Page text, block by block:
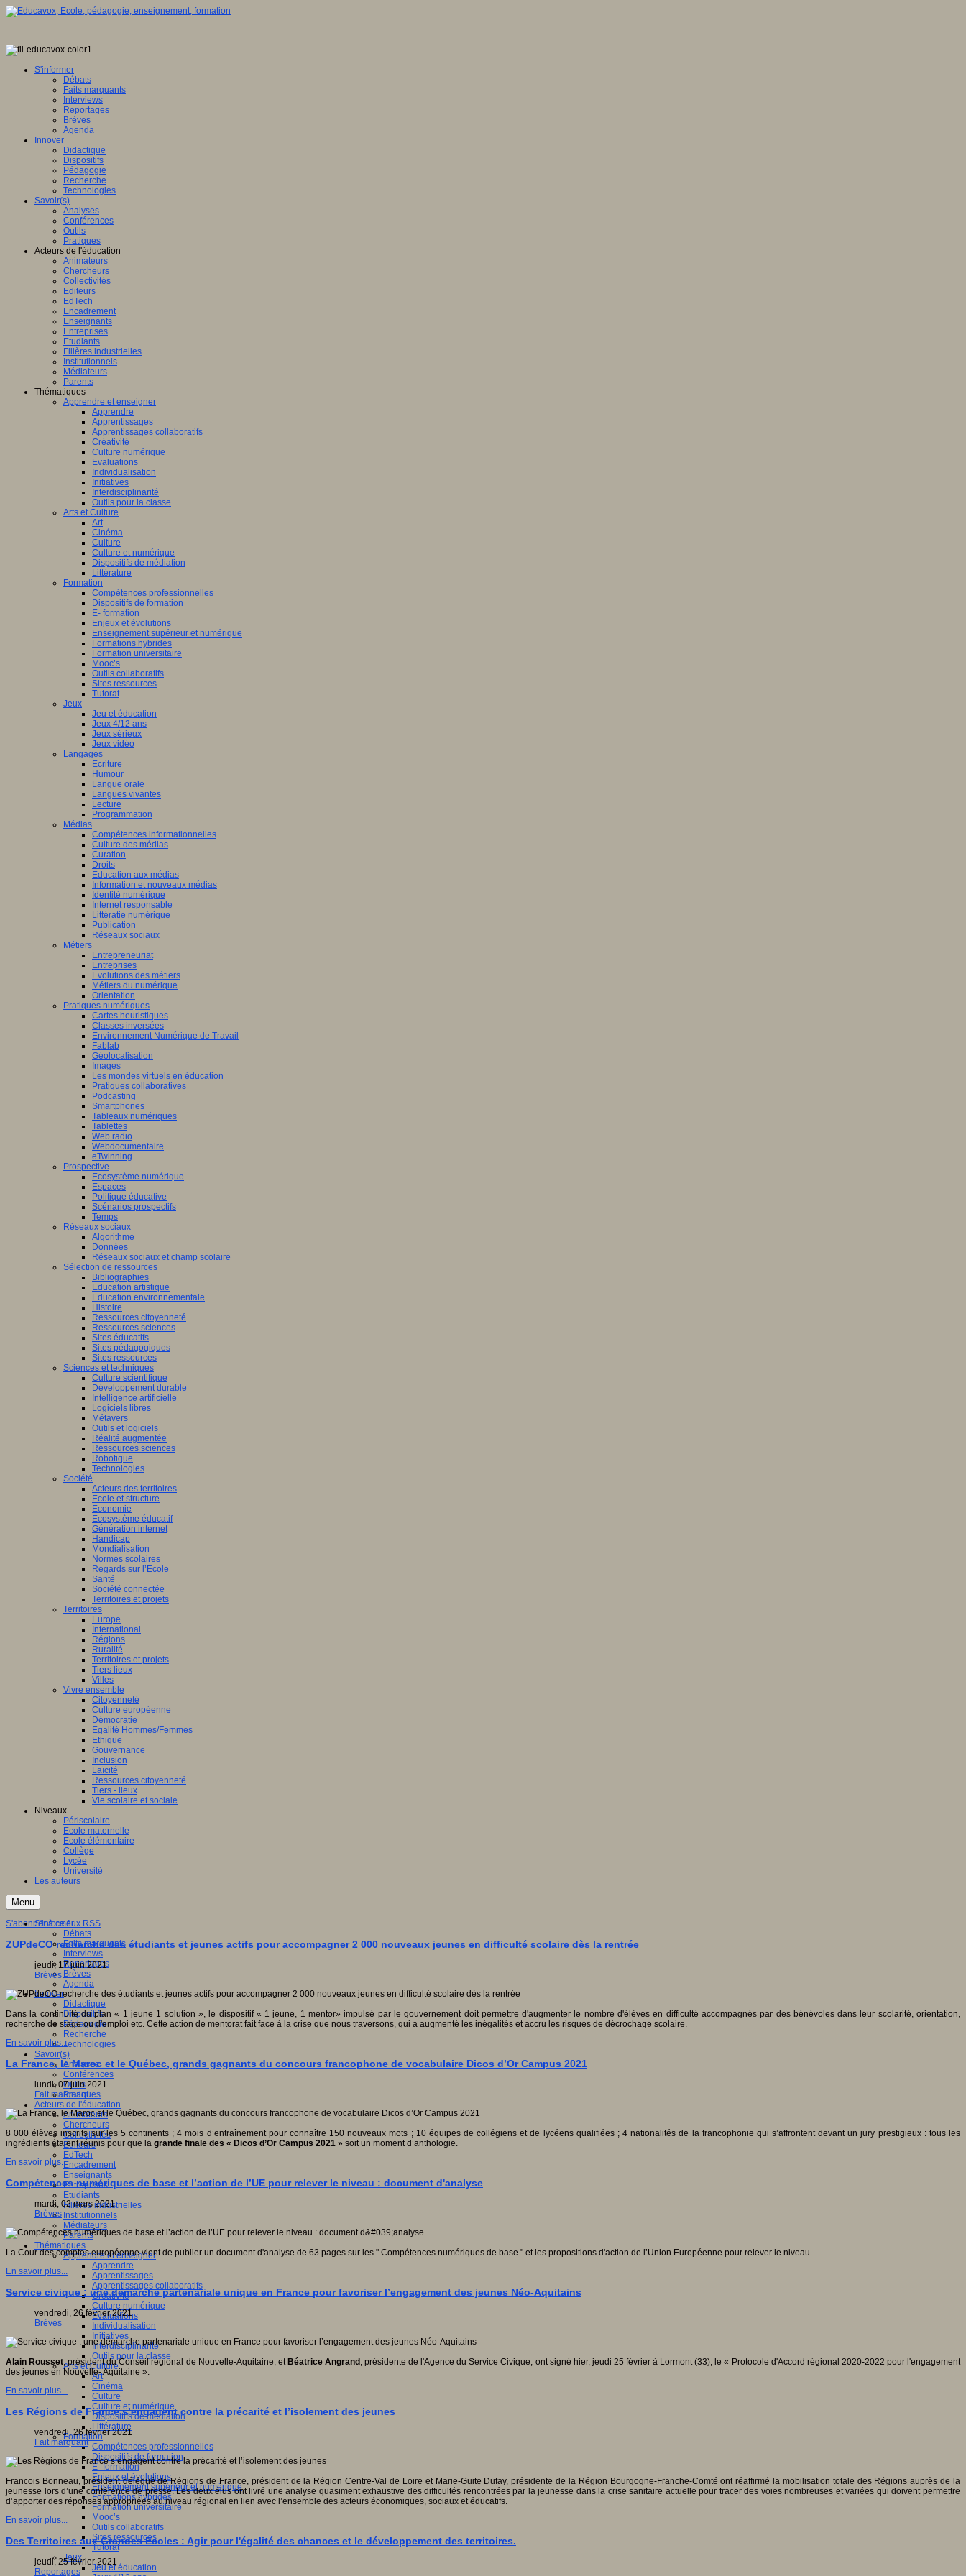
S'informer
Débats
Faits marquants
Interviews
Reportages
Brèves
Agenda
Innover
Didactique
Dispositifs
Pédagogie
Recherche
Technologies
Savoir(s)
Analyses
Conférences
Outils
Pratiques
Acteurs de l'éducation
Animateurs
Chercheurs
Collectivités
Editeurs
EdTech
Encadrement
Enseignants
Entreprises
Etudiants
Filières industrielles
Institutionnels
Médiateurs
Parents
Thématiques
Apprendre et enseigner
Apprendre
Apprentissages
Apprentissages collaboratifs
Créativité
Culture numérique
Evaluations
Individualisation
Initiatives
Interdisciplinarité
Outils pour la classe
Arts et Culture
Art
Cinéma
Culture
Culture et numérique
Dispositifs de médiation
Littérature
Formation
Compétences professionnelles
Dispositifs de formation
E- formation
Enjeux et évolutions
Enseignement supérieur et numérique
Formations hybrides
Formation universitaire
Mooc’s
Outils collaboratifs
Sites ressources
Tutorat
Jeux
Jeu et éducation
Jeux 4/12 ans
Jeux sérieux
Jeux vidéo
Langages
Ecriture
Humour
Langue orale
Langues vivantes
Lecture
Programmation
Médias
Compétences informationnelles
Culture des médias
Curation
Droits
Education aux médias
Information et nouveaux médias
Identité numérique
Internet responsable
Littératie numérique
Publication
Réseaux sociaux
Métiers
Entrepreneuriat
Entreprises
Evolutions des métiers
Métiers du numérique
Orientation
Pratiques numériques
Cartes heuristiques
Classes inversées
Environnement Numérique de Travail
Fablab
Géolocalisation
Images
Les mondes virtuels en éducation
Pratiques collaboratives
Podcasting
Smartphones
Tableaux numériques
Tablettes
Web radio
Webdocumentaire
eTwinning
Prospective
Ecosystème numérique
Espaces
Politique éducative
Scénarios prospectifs
Temps
Réseaux sociaux
Algorithme
Données
Réseaux sociaux et champ scolaire
Sélection de ressources
Bibliographies
Education artistique
Education environnementale
Histoire
Ressources citoyenneté
Ressources sciences
Sites éducatifs
Sites pédagogiques
Sites ressources
Sciences et techniques
Culture scientifique
Développement durable
Intelligence artificielle
Logiciels libres
Métavers
Outils et logiciels
Réalité augmentée
Ressources sciences
Robotique
Technologies
Société
Acteurs des territoires
Ecole et structure
Economie
Ecosystème éducatif
Génération internet
Handicap
Mondialisation
Normes scolaires
Regards sur l’Ecole
Santé
Société connectée
Territoires et projets
Territoires
Europe
International
Régions
Ruralité
Territoires et projets
Tiers lieux
Villes
Vivre ensemble
Citoyenneté
Culture européenne
Démocratie
Egalité Hommes/Femmes
Ethique
Gouvernance
Inclusion
Laïcité
Ressources citoyenneté
Tiers - lieux
Vie scolaire et sociale
Niveaux
Périscolaire
Ecole maternelle
Ecole élémentaire
Collège
Lycée
Université
Les auteurs
Menu
S'informer
Débats
Faits marquants
Interviews
Reportages
Brèves
Agenda
Innover
Didactique
Dispositifs
Pédagogie
Recherche
Technologies
Savoir(s)
Analyses
Conférences
Outils
Pratiques
Acteurs de l'éducation
Animateurs
Chercheurs
Collectivités
Editeurs
EdTech
Encadrement
Enseignants
Entreprises
Etudiants
Filières industrielles
Institutionnels
Médiateurs
Parents
Thématiques
Apprendre et enseigner
Apprendre
Apprentissages
Apprentissages collaboratifs
Créativité
Culture numérique
Evaluations
Individualisation
Initiatives
Interdisciplinarité
Outils pour la classe
Arts et Culture
Art
Cinéma
Culture
Culture et numérique
Dispositifs de médiation
Littérature
Formation
Compétences professionnelles
Dispositifs de formation
E- formation
Enjeux et évolutions
Enseignement supérieur et numérique
Formations hybrides
Formation universitaire
Mooc’s
Outils collaboratifs
Sites ressources
Tutorat
Jeux
Jeu et éducation
S'abonner à ce flux RSS
ZUPdeCO recherche des étudiants et jeunes actifs pour accompagner 2 000 nouveaux jeunes en difficulté scolaire dès la rentrée
jeudi, 17 juin 2021
Brèves
Dans la continuité du plan « 1 jeune 1 solution », le dispositif « 1 jeune, 1 mentor» impulsé par le gouvernement doit permettre d'augmenter le nombre d'élèves en difficulté accompagnés par des bénévoles dans leur scolarité, orientation,
recherche de stage ou d'emploi etc. Cette action de mentorat fait face à la crise que nous traversons, qui a augmenté les inégalités et accru les risques de décrochage scolaire.
En savoir plus...
La France, le Maroc et le Québec, grands gagnants du concours francophone de vocabulaire Dicos d’Or Campus 2021
lundi, 07 juin 2021
Fait marquant
8 000 élèves inscrits sur les 5 continents ; 4 mois d’entraînement pour connaître 150 nouveaux mots ; 10 équipes de collégiens et de lycéens qualifiées ; 4 nationalités de la francophonie qui s’affrontent devant un jury prestigieux : tous les
ingrédients étaient réunis pour que la grande finale des « Dicos d’Or Campus 2021 » soit un moment d’anthologie.
En savoir plus...
Compétences numériques de base et l’action de l’UE pour relever le niveau : document d'analyse
mardi, 02 mars 2021
Brèves
La Cour des comptes européenne vient de publier un document d'analyse de 63 pages sur les " Compétences numériques de base " et les propositions d'action de l’Union Européenne pour relever le niveau.
En savoir plus...
Service civique : une démarche partenariale unique en France pour favoriser l’engagement des jeunes Néo-Aquitains
vendredi, 26 février 2021
Brèves
Alain Rousset, président du Conseil régional de Nouvelle-Aquitaine, et Béatrice Angrand , présidente de l'Agence du Service Civique, ont signé hier, jeudi 25 février à Lormont (33), le « Protocole d'Accord régional 2020-2022 pour l'engagement
des jeunes en Nouvelle- Aquitaine ».
En savoir plus...
Les Régions de France s’engagent contre la précarité et l’isolement des jeunes
vendredi, 26 février 2021
Fait marquant
Francois Bonneau, président délégué de Régions de France, président de la Région Centre-Val de Loire et Marie-Guite Dufay, présidente de la Région Bourgogne-Franche-Comté ont réaffirmé la mobilisation totale des Régions auprès de la
jeunesse lors d’une conférence de presse. Les deux élus ont livré une analyse quasiment exhaustive des difficultés rencontrées par la jeunesse dans la crise sanitaire actuelle pour tracer des voies nombreuses et variées qui doivent permettre
d’apporter des réponses appropriées au niveau régional en lien avec l’ensemble des acteurs économiques, sociaux et éducatifs.
En savoir plus...
Des Territoires aux Grandes Ecoles : Agir pour l'égalité des chances et le développement des territoires.
jeudi, 25 février 2021
Reportages